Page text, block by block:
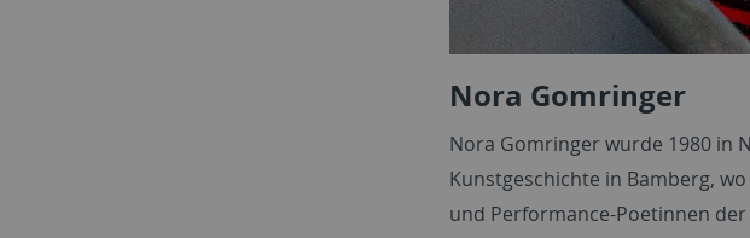
Nora Gomringer
Nora Gomringer wurde 1980 in
Kunstgeschichte in Bamberg,
und Performance-Poetinnen